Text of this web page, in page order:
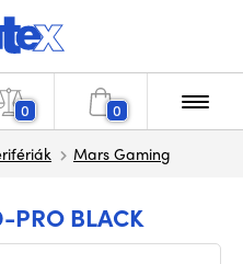
0 0
Mars Gaming
PRO BLACK